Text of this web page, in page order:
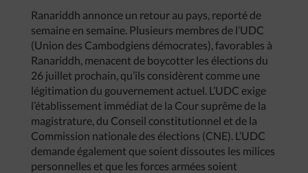
Ranariddh annonce un retour au pays, reporté de
semaine en semaine. Plusieurs membres de l’UDC
(Union des Cambodgiens démocrates), favorables à
Ranariddh, menacent de boycotter les élections du
26 juillet prochain, qu’ils considèrent comme une
légitimation du gouvernement actuel. L’UDC exige
l’établissement immédiat de la Cour suprême de la
magistrature, du Conseil constitutionnel et de la
Commission nationale des élections (CNE). L’UDC
demande également que soient dissoutes les milices
personnelles et que les forces armées soient